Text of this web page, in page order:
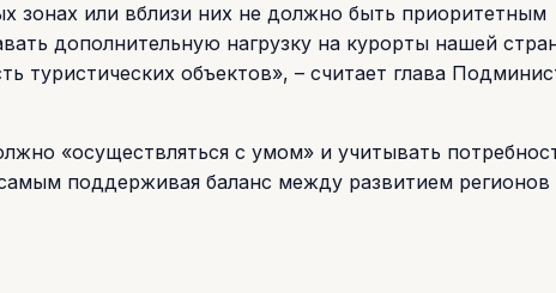
зонах или вблизи них не должно быть приоритетным
дополнительную нагрузку на курорты нашей
туристических объектов», – считает глава
«осуществляться с умом» и учитывать
поддерживая баланс между развитием регионов